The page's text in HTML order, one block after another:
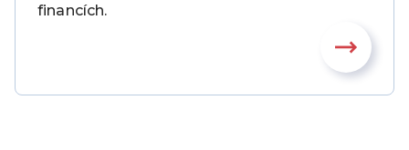
financích.